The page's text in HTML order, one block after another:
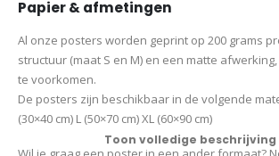
Papier & afmetingen
Al onze posters worden geprint op 200 grams
structuur (maat S en M) en een matte
te voorkomen.
De posters zijn beschikbaar in de volgende
(30×40 cm) L (50×70 cm) XL (60×90 cm)
Toon volledige beschrijving